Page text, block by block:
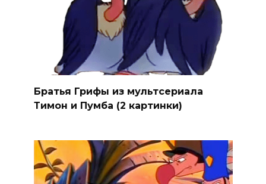
Братья Грифы из мультсериала
Тимон и Пумба (2 картинки)